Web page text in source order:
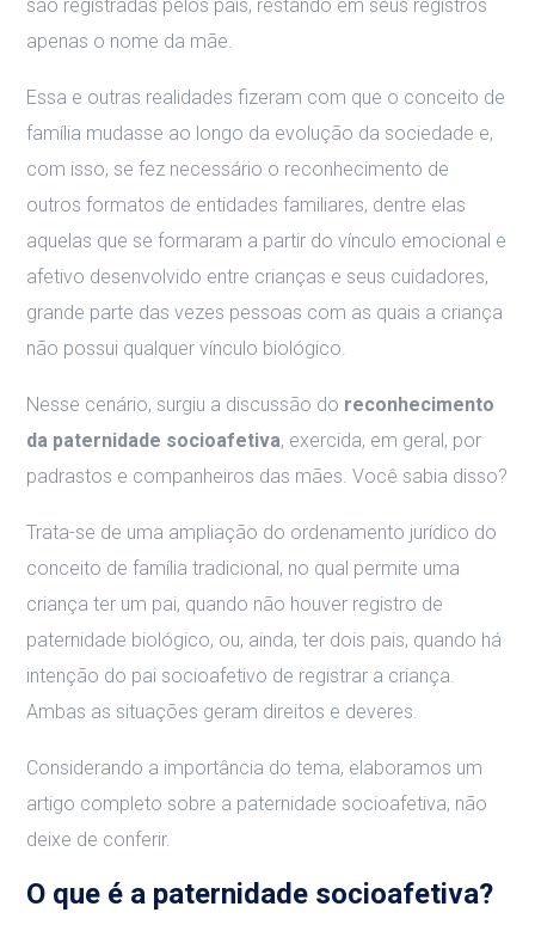
são registradas pelos pais, restando em seus registros
apenas o nome da mãe.
Essa e outras realidades fizeram com que o conceito de
família mudasse ao longo da evolução da sociedade e,
com isso, se fez necessário o reconhecimento de
outros formatos de entidades familiares, dentre elas
aquelas que se formaram a partir do vínculo emocional e
afetivo desenvolvido entre crianças e seus cuidadores,
grande parte das vezes pessoas com as quais a criança
não possui qualquer vínculo biológico.
Nesse cenário, surgiu a discussão do reconhecimento
da paternidade socioafetiva, exercida, em geral, por
padrastos e companheiros das mães. Você sabia disso?
Trata-se de uma ampliação do ordenamento jurídico do
conceito de família tradicional, no qual permite uma
criança ter um pai, quando não houver registro de
paternidade biológico, ou, ainda, ter dois pais, quando há
intenção do pai socioafetivo de registrar a criança.
Ambas as situações geram direitos e deveres.
Considerando a importância do tema, elaboramos um
artigo completo sobre a paternidade socioafetiva, não
deixe de conferir.
O que é a paternidade socioafetiva?